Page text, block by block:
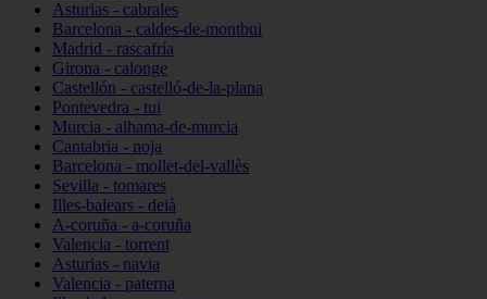
Asturias - cabrales
Barcelona - caldes-de-montbui
Madrid - rascafría
Girona - calonge
Castellón - castelló-de-la-plana
Pontevedra - tui
Murcia - alhama-de-murcia
Cantabria - noja
Barcelona - mollet-del-vallès
Sevilla - tomares
Illes-balears - deià
A-coruña - a-coruña
Valencia - torrent
Asturias - navia
Valencia - paterna